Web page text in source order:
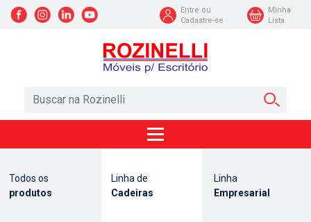
Entre ou
Cadastre-se
Minha
Lista
Todos os
produtos
Linha de
Cadeiras
Linha
Empresarial